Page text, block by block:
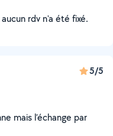
rdv n'a été fixé.
5/5
mais l’échange par